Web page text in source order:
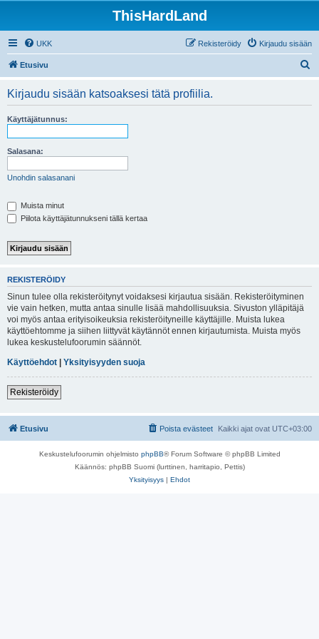
ThisHardLand
UKK Kirjaudu sisään
Rekisteröidy
Etusivu
Kirjaudu sisään katsoaksesi tätä profiilia.
Käyttäjätunnus:
Salasana:
Unohdin salasanani
Muista minut
Piilota käyttäjätunnukseni tällä kertaa
REKISTERÖIDY
Sinun tulee olla rekisteröitynyt voidaksesi kirjautua sisään. Rekisteröityminen
vie vain hetken, mutta antaa sinulle lisää mahdollisuuksia. Sivuston ylläpitäjä
voi myös antaa erityisoikeuksia rekisteröityneille käyttäjille. Muista lukea
käyttöehtomme ja siihen liittyvät käytännöt ennen kirjautumista. Muista myös
lukea keskustelufoorumin säännöt.
Käyttöehdot | Yksityisyyden suoja
Rekisteröidy
Etusivu Kaikki ajat ovat UTC+03:00
Poista evästeet
Keskustelufoorumin ohjelmisto phpBB® Forum Software © phpBB Limited
Käännös: phpBB Suomi (lurttinen, harritapio, Pettis)
Yksityisyys | Ehdot